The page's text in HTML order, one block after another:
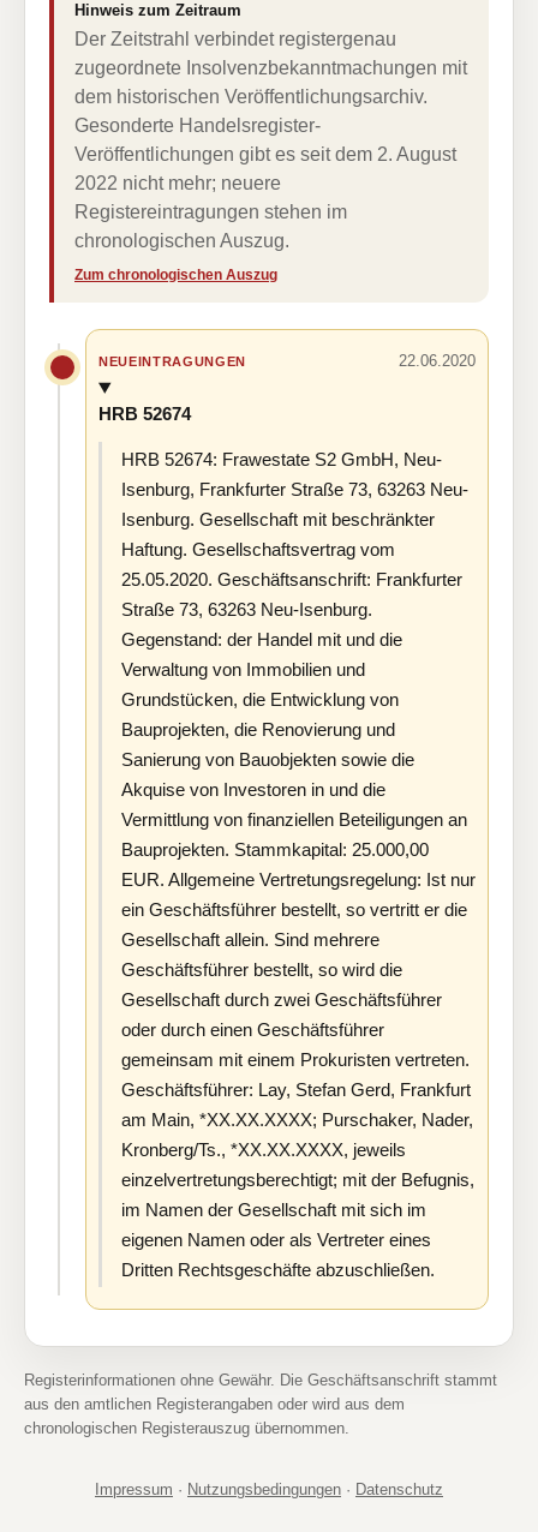
Hinweis zum Zeitraum
Der Zeitstrahl verbindet registergenau
zugeordnete Insolvenzbekanntmachungen mit
dem historischen Veröffentlichungsarchiv.
Gesonderte Handelsregister-
Veröffentlichungen gibt es seit dem 2. August
2022 nicht mehr; neuere
Registereintragungen stehen im
chronologischen Auszug.
Zum chronologischen Auszug
NEUEINTRAGUNGEN 22.06.2020
HRB 52674
HRB 52674: Frawestate S2 GmbH, Neu-
Isenburg, Frankfurter Straße 73, 63263 Neu-
Isenburg. Gesellschaft mit beschränkter
Haftung. Gesellschaftsvertrag vom
25.05.2020. Geschäftsanschrift: Frankfurter
Straße 73, 63263 Neu-Isenburg.
Gegenstand: der Handel mit und die
Verwaltung von Immobilien und
Grundstücken, die Entwicklung von
Bauprojekten, die Renovierung und
Sanierung von Bauobjekten sowie die
Akquise von Investoren in und die
Vermittlung von finanziellen Beteiligungen an
Bauprojekten. Stammkapital: 25.000,00
EUR. Allgemeine Vertretungsregelung: Ist nur
ein Geschäftsführer bestellt, so vertritt er die
Gesellschaft allein. Sind mehrere
Geschäftsführer bestellt, so wird die
Gesellschaft durch zwei Geschäftsführer
oder durch einen Geschäftsführer
gemeinsam mit einem Prokuristen vertreten.
Geschäftsführer: Lay, Stefan Gerd, Frankfurt
am Main, *XX.XX.XXXX; Purschaker, Nader,
Kronberg/Ts., *XX.XX.XXXX, jeweils
einzelvertretungsberechtigt; mit der Befugnis,
im Namen der Gesellschaft mit sich im
eigenen Namen oder als Vertreter eines
Dritten Rechtsgeschäfte abzuschließen.
Registerinformationen ohne Gewähr. Die Geschäftsanschrift stammt
aus den amtlichen Registerangaben oder wird aus dem
chronologischen Registerauszug übernommen.
Impressum · Nutzungsbedingungen · Datenschutz